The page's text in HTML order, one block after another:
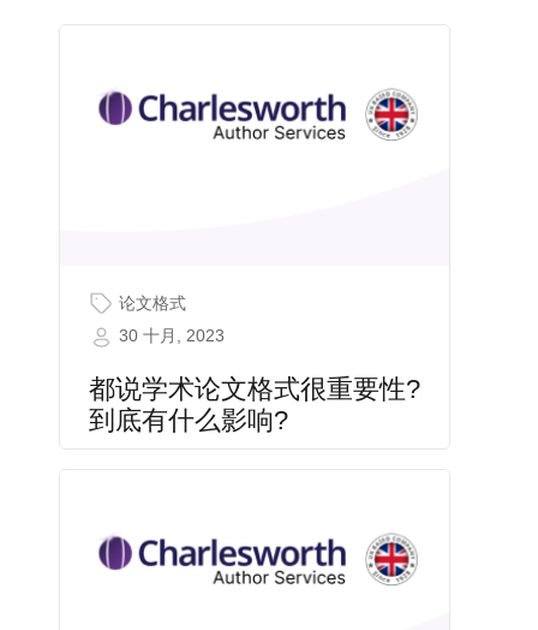
论文格式
30 十月, 2023
都说学术论文格式很重要性?
到底有什么影响?